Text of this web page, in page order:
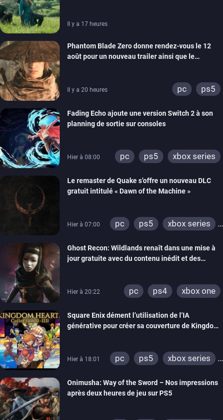
Il y a 17 heures
Phantom Blade Zero donne rendez-vous le 12
août pour un nouveau trailer ainsi que le
Il y a 20 heures pc ps5
Fading Echo ajoute une version Switch 2 à son
planning de sortie sur consoles
Hier à 08:00 pc ps5 xbox series
Le remaster de Quake s’offre un nouveau DLC
gratuit intitulé « Dawn of the Machine »
Hier à 07:00 pc ps5
xbox series
xbox one
nintendo 64
Ghost Recon: Wildlands renaît dans une mise à
jour gratuite avec du contenu inédit et des
Hier à 20:22 pc ps4 xbox one
Square Enix dément l’utilisation de l’IA
générative pour créer sa couverture de Kingdom
Hier à 18:01 pc ps5
xbox series
Onimusha: Way of the Sword – Nos impressions
après deux heures de jeu sur PS5